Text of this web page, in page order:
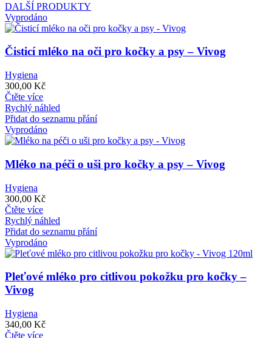
DALŠÍ PRODUKTY
Vyprodáno
Čisticí mléko na oči pro kočky a psy – Vivog
Hygiena
300,00 Kč
Čtěte více
Rychlý náhled
Přidat do seznamu přání
Vyprodáno
Mléko na péči o uši pro kočky a psy – Vivog
Hygiena
300,00 Kč
Čtěte více
Rychlý náhled
Přidat do seznamu přání
Vyprodáno
Pleťové mléko pro citlivou pokožku pro kočky –
Vivog
Hygiena
340,00 Kč
Čtěte více